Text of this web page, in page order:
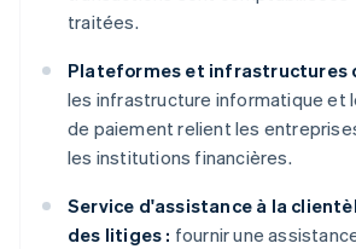
traitées.
Plateformes et infrastructures
les infrastructure informatique et
de paiement relient les
les institutions financières.
Service d'assistance à la
des litiges : fournir une